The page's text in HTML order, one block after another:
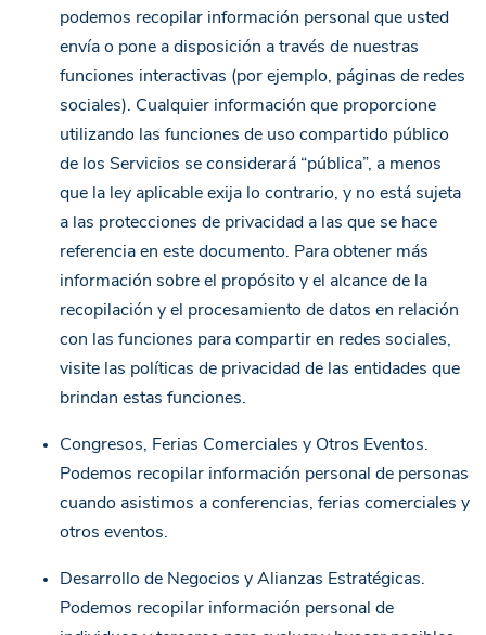
podemos recopilar información personal que usted
envía o pone a disposición a través de nuestras
funciones interactivas (por ejemplo, páginas de redes
sociales). Cualquier información que proporcione
utilizando las funciones de uso compartido público
de los Servicios se considerará “pública”, a menos
que la ley aplicable exija lo contrario, y no está sujeta
a las protecciones de privacidad a las que se hace
referencia en este documento. Para obtener más
información sobre el propósito y el alcance de la
recopilación y el procesamiento de datos en relación
con las funciones para compartir en redes sociales,
visite las políticas de privacidad de las entidades que
brindan estas funciones.
Congresos, Ferias Comerciales y Otros Eventos.
Podemos recopilar información personal de personas
cuando asistimos a conferencias, ferias comerciales y
otros eventos.
Desarrollo de Negocios y Alianzas Estratégicas.
Podemos recopilar información personal de